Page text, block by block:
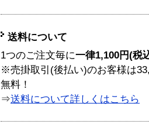
送料について
1つのご注文毎に一律1,100円(税
※売掛取引(後払い)のお客様は
無料！
⇒送料について詳しくはこちら